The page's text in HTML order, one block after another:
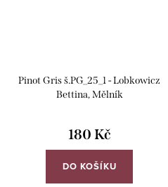
Pinot Gris š.PG_25_1 - Lobkowicz
Bettina, Mělník
180 Kč
DO KOŠÍKU